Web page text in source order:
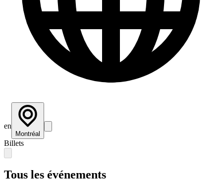
en
Montréal
Billets
Tous les événements